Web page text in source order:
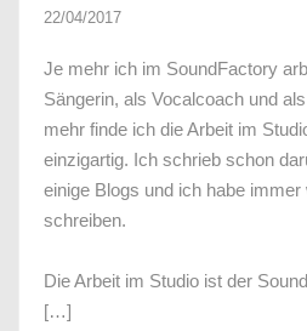
22/04/2017
Je mehr ich im SoundFactory
Sängerin, als Vocalcoach und
mehr finde ich die Arbeit im
einzigartig. Ich schrieb schon
einige Blogs und ich habe
schreiben.
Die Arbeit im Studio ist der
[…]